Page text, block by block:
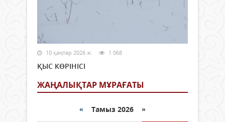
10 қаңтар 2026 ж. 1 068
ҚЫС КӨРІНІСІ
ЖАҢАЛЫҚТАР МҰРАҒАТЫ
« Тамыз 2026 »